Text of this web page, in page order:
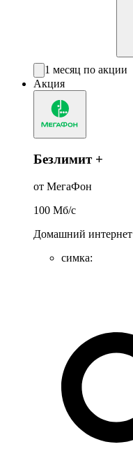
1 месяц по акции
Акция
Безлимит +
от МегаФон
100 Мб/c
Домашний интернет
симка: